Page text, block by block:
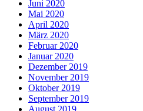
Juni 2020
Mai 2020
April 2020
März 2020
Februar 2020
Januar 2020
Dezember 2019
November 2019
Oktober 2019
September 2019
August 2019